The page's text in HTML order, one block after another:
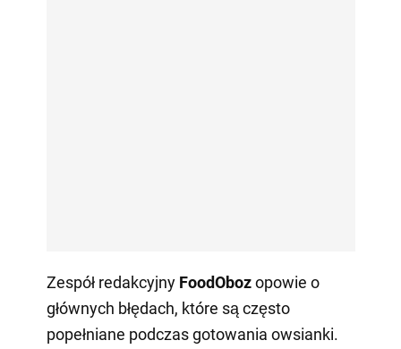
Zespół redakcyjny FoodObozopowie o
głównych błędach, które są często
popełniane podczas gotowania owsianki.